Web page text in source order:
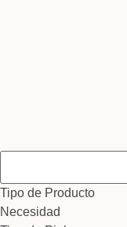
Tipo de Producto
Necesidad